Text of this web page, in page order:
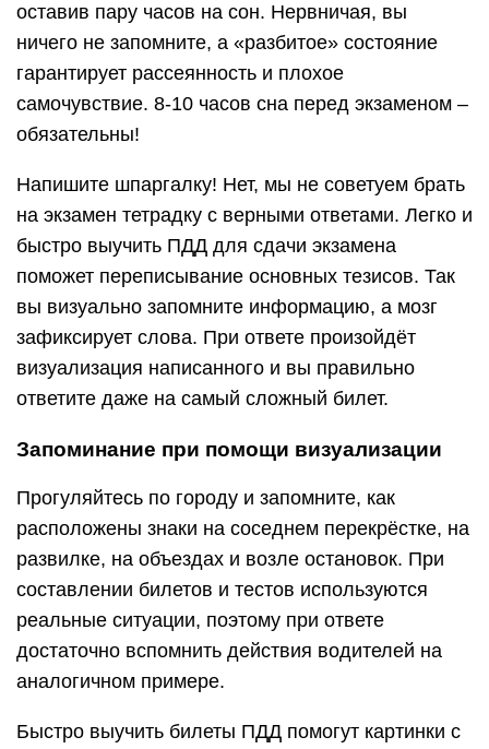
оставив пару часов на сон. Нервничая, вы
ничего не запомните, а «разбитое» состояние
гарантирует рассеянность и плохое
самочувствие. 8-10 часов сна перед экзаменом –
обязательны!
Напишите шпаргалку! Нет, мы не советуем брать
на экзамен тетрадку с верными ответами. Легко и
быстро выучить ПДД для сдачи экзамена
поможет переписывание основных тезисов. Так
вы визуально запомните информацию, а мозг
зафиксирует слова. При ответе произойдёт
визуализация написанного и вы правильно
ответите даже на самый сложный билет.
Запоминание при помощи визуализации
Прогуляйтесь по городу и запомните, как
расположены знаки на соседнем перекрёстке, на
развилке, на объездах и возле остановок. При
составлении билетов и тестов используются
реальные ситуации, поэтому при ответе
достаточно вспомнить действия водителей на
аналогичном примере.
Быстро выучить билеты ПДД помогут картинки с